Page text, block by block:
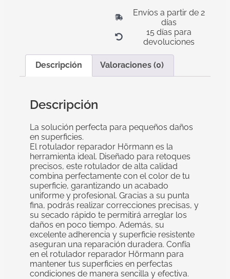
Envíos a partir de 2
días
15 días para
devoluciones
Descripción Valoraciones (0)
Descripción
La solución perfecta para pequeños daños
en superficies.
El rotulador reparador Hörmann es la
herramienta ideal. Diseñado para retoques
precisos, este rotulador de alta calidad
combina perfectamente con el color de tu
superficie, garantizando un acabado
uniforme y profesional. Gracias a su punta
fina, podrás realizar correcciones precisas, y
su secado rápido te permitirá arreglar los
daños en poco tiempo. Además, su
excelente adherencia y superficie resistente
aseguran una reparación duradera. Confía
en el rotulador reparador Hörmann para
mantener tus superficies en perfectas
condiciones de manera sencilla y efectiva.